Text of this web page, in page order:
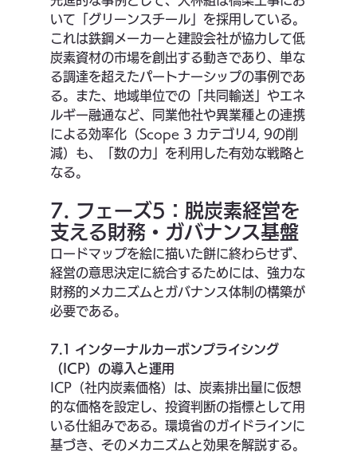
いて「グリーンスチール」を採用している。
これは鉄鋼メーカーと建設会社が協力して低
炭素資材の市場を創出する動きであり、単な
る調達を超えたパートナーシップの事例であ
る。また、地域単位での「共同輸送」やエネ
ルギー融通など、同業他社や異業種との連携
による効率化（Scope 3 カテゴリ4, 9の削
減）も、「数の力」を利用した有効な戦略と
なる。
7. フェーズ5：脱炭素経営を
支える財務・ガバナンス基盤
ロードマップを絵に描いた餅に終わらせず、
経営の意思決定に統合するためには、強力な
財務的メカニズムとガバナンス体制の構築が
必要である。
7.1 インターナルカーボンプライシング
（ICP）の導入と運用
ICP（社内炭素価格）は、炭素排出量に仮想
的な価格を設定し、投資判断の指標として用
いる仕組みである。環境省のガイドラインに
基づき、そのメカニズムと効果を解説する。